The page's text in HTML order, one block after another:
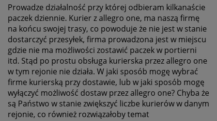
Prowadze działalność przy której odbieram kilkanaście
paczek dziennie. Kurier z allegro one, ma naszą firmę
na końcu swojej trasy, co powoduje że nie jest w stanie
dostarczyć przesyłek, firma prowadzona jest w miejscu
gdzie nie ma możliwości zostawić paczek w portierni
itd. Stąd po prostu obsługa kurierska przez allegro one
w tym rejonie nie działa. W jaki sposób mogę wybrać
firme kurierską przy dostawie, lub w jaki sposób mogę
wyłączyć możliwość dostaw przez allegro one? Chyba że
są Państwo w stanie zwiększyć liczbe kurierów w danym
rejonie, co również rozwiązałoby temat